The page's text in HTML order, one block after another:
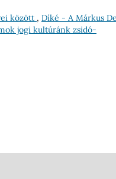
között , Díké - A Márkus
jogi kultúránk zsidó-